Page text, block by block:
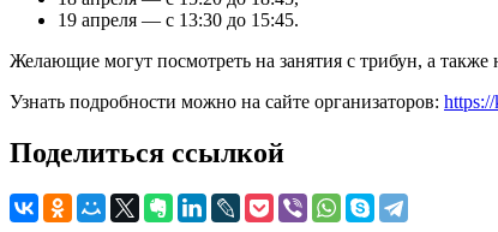
19 апреля — с 13:30 до 15:45.
Желающие могут посмотреть на занятия с трибун, а также
Узнать подробности можно на сайте организаторов:
Поделиться ссылкой